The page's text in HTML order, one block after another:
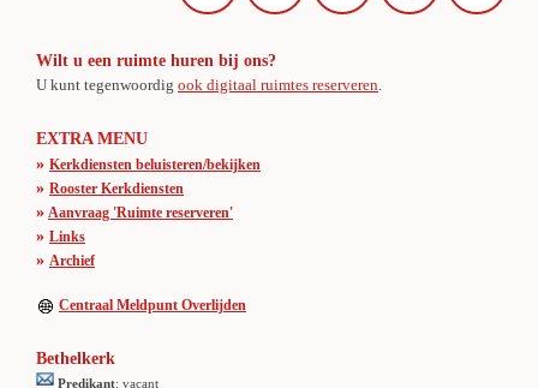
Wilt u een ruimte huren bij ons?
U kunt tegenwoordig ook digitaal ruimtes reserveren
EXTRA MENU
» Kerkdiensten beluisteren/bekijken
» Rooster Kerkdiensten
» Aanvraag 'Ruimte reserveren'
» Links
» Archief
Centraal Meldpunt Overlijden
Bethelkerk
Predikant: vacant